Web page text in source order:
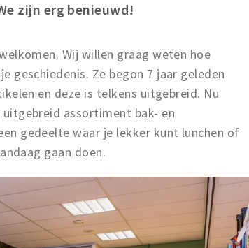
zijn erg benieuwd!
Wij willen graag weten hoe
geschiedenis. Ze begon 7 jaar geleden
en deze is telkens uitgebreid. Nu
assortiment bak- en
gedeelte waar je lekker kunt lunchen of
gaan doen.